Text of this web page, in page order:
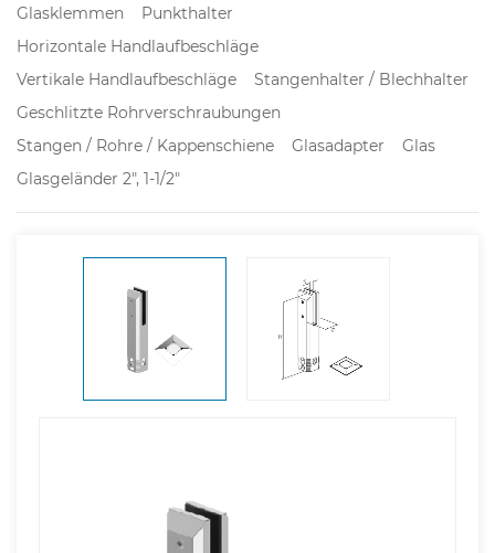
Glasklemmen
Punkthalter
Horizontale Handlaufbeschläge
Vertikale Handlaufbeschläge
Stangenhalter / Blechhalter
Geschlitzte Rohrverschraubungen
Stangen / Rohre / Kappenschiene
Glasadapter
Glas
Glasgeländer 2", 1-1/2"